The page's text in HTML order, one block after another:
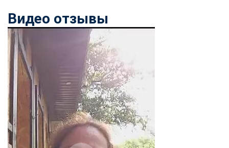
Видео отзывы
ChatApp
online